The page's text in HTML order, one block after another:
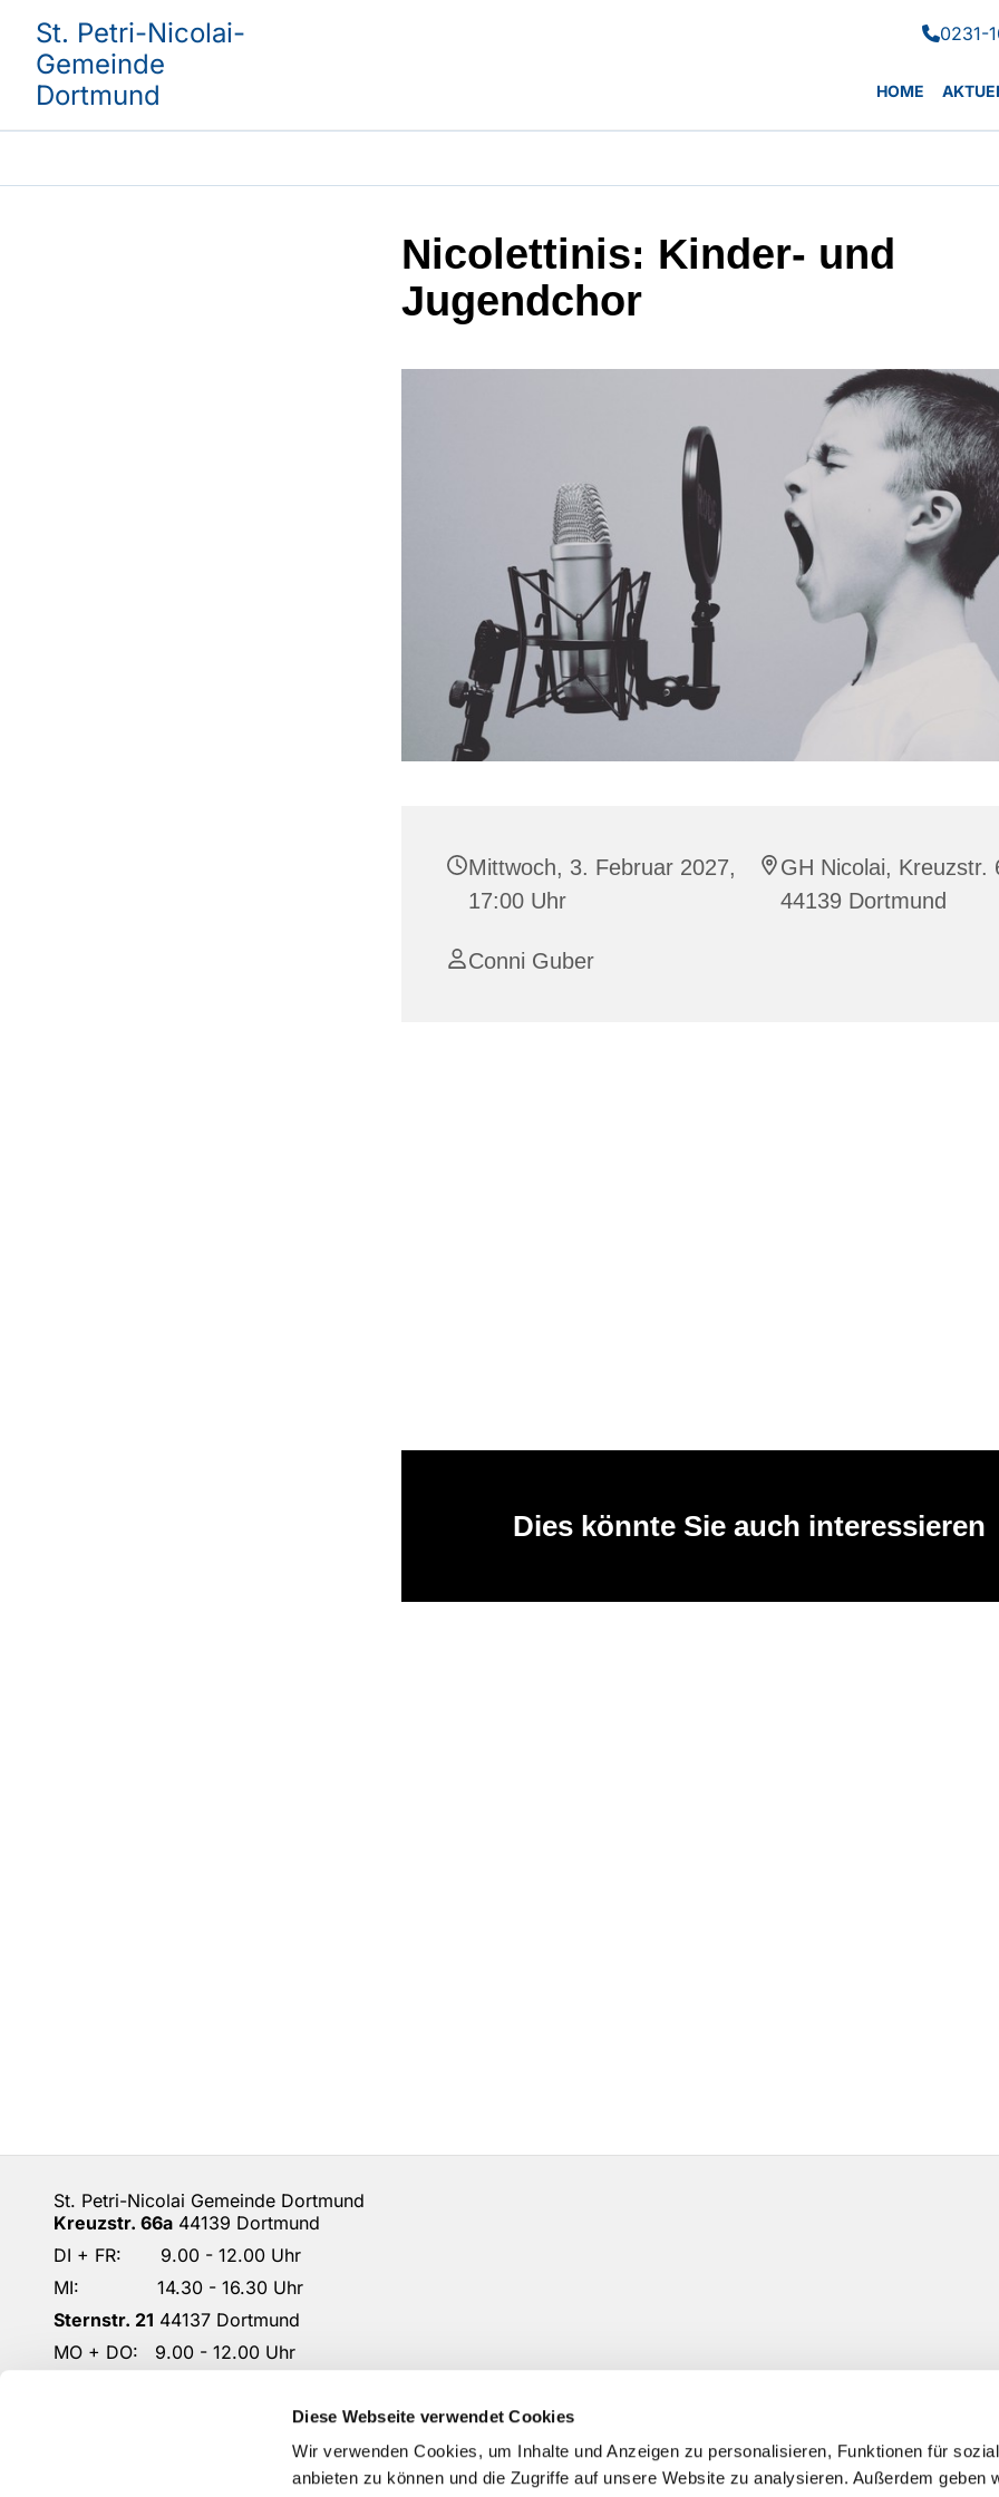
Diese Webseite verwendet Cookies
Wir verwenden Cookies, um Inhalte und Anzeigen zu personalisieren, Funktionen für
anbieten zu können und die Zugriffe auf unsere Website zu analysieren. Außerdem geben
St. Petri-Nicolai-
Gemeinde
Dortmund
0231-
HOME
Nicolettinis: Kinder- und
Jugendchor
Mittwoch, 3. Februar 2027,
17:00 Uhr
GH Nicolai, Kreuzstr.
44139 Dortmund
Conni Guber
Dies könnte Sie auch interessieren
St. Petri-Nicolai Gemeinde Dortmund
Kreuzstr. 66a 44139 Dortmund
DI + FR: 9.00 - 12.00 Uhr
MI: 14.30 - 16.30 Uhr
Sternstr. 21 44137 Dortmund
MO + DO: 9.00 - 12.00 Uhr
DO-KG-Petri-Nicolai@ekkdo.de
Kontoverbindung: Dortmunder Volksbank
IBAN: DE87 4416 0014 2301 1167 02